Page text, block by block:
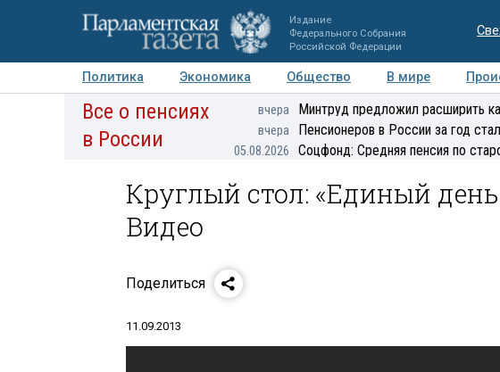
Издание
Федерального Собрания
Российской Федерации
Политика Экономика Общество В мире
Авторы Персоны Мнения Регионы
Все о пенсиях
в России
вчера Минтруд предложил расширить
вчера Пенсионеров в России за год
05.08.2026 Соцфонд: Средняя пенсия по
Круглый стол: «Единый день
Видео
Поделиться
11.09.2013